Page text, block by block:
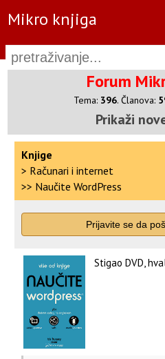
Mikro knjiga
Forum
Tema: 396. Članova:
Prikaži
Knjige
> Računari i internet
>> Naučite WordPress
Prijavite se da
Stigao DVD,